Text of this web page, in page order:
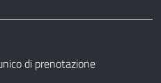
di prenotazione